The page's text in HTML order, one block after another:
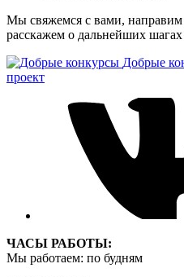
Мы свяжемся с вами, направим
расскажем о дальнейших шагах
Добрые
проект
ЧАСЫ РАБОТЫ:
Мы работаем: по будням